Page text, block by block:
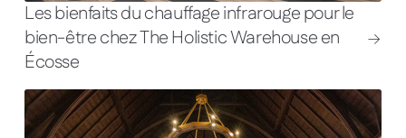
Les bienfaits du chauffage infrarouge pour le
bien-être chez The Holistic Warehouse en
Écosse